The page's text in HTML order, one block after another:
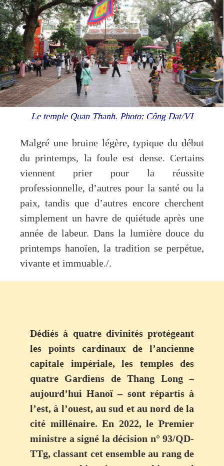
Le temple Quan Thanh. Photo: Công Dat/VI
Malgré une bruine légère, typique du début
du printemps, la foule est dense. Certains
viennent prier pour la réussite
professionnelle, d’autres pour la santé ou la
paix, tandis que d’autres encore cherchent
simplement un havre de quiétude après une
année de labeur. Dans la lumière douce du
printemps hanoïen, la tradition se perpétue,
vivante et immuable./.
Dédiés à quatre divinités protégeant
les points cardinaux de l’ancienne
capitale impériale, les temples des
quatre Gardiens de Thang Long –
aujourd’hui Hanoï – sont répartis à
l’est, à l’ouest, au sud et au nord de la
cité millénaire. En 2022, le Premier
ministre a signé la décision n° 93/QD-
TTg, classant cet ensemble au rang de